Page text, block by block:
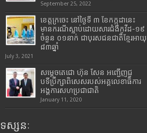
September 25, 2022
ខេត្តក្រចេះ នៅថ្ងៃទី ៣ ខែកក្កដានេះ
មានករណីស្លាប់ដោយសារជំងឺកូវីដ-១៩
ចំនួន ០១នាក់ ជាបុរសជនជាតិខ្មែរអាយុ
៨៣ឆ្នាំ
July 3, 2021
សម្តេចតេជោ ហ៊ុន សែន អញ្ជើញជួ
បទីប្រឹក្សាពិសេសរបស់អគ្គលេខាធិការ
អង្គការសហប្រជាជាតិ
January 11, 2020
ទស្សនៈ